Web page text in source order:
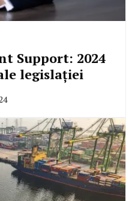
Support: 2024
legislației